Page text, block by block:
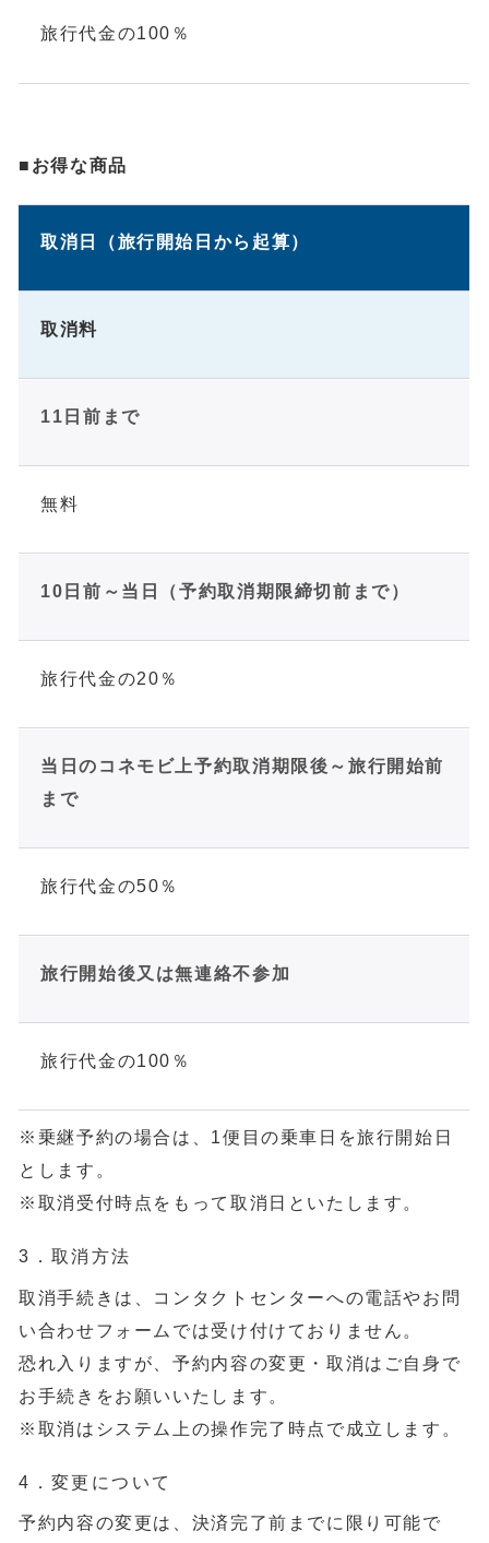
旅行代金の100％
■お得な商品
取消日（旅行開始日から起算）
取消料
11日前まで
無料
10日前～当日（予約取消期限締切前まで）
旅行代金の20％
当日のコネモビ上予約取消期限後～旅行開始前
まで
旅行代金の50％
旅行開始後又は無連絡不参加
旅行代金の100％
※乗継予約の場合は、1便目の乗車日を旅行開始日
とします。
※取消受付時点をもって取消日といたします。
3．取消方法
取消手続きは、コンタクトセンターへの電話やお問
い合わせフォームでは受け付けておりません。
恐れ入りますが、予約内容の変更・取消はご自身で
お手続きをお願いいたします。
※取消はシステム上の操作完了時点で成立します。
4．変更について
予約内容の変更は、決済完了前までに限り可能で